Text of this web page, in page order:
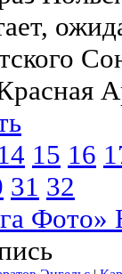
15 16
31 32
Фото»